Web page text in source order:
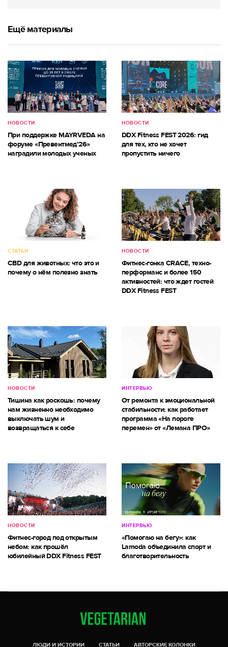
Ещё материалы
НОВОСТИ
При поддержке MAYRVEDA на
форуме «Превентмед’26»
наградили молодых ученых
НОВОСТИ
DDX Fitness FEST 2026: гид
для тех, кто не хочет
пропустить ничего
СТАТЬИ
CBD для животных: что это и
почему о нём полезно знать
НОВОСТИ
Фитнес-гонка CRACE, техно-
перформанс и более 150
активностей: что ждет гостей
DDX Fitness FEST
НОВОСТИ
Тишина как роскошь: почему
нам жизненно необходимо
выключать шум и
возвращаться к себе
ИНТЕРВЬЮ
От ремонта к эмоциональной
стабильности: как работает
программа «На пороге
перемен» от «Лемана ПРО»
НОВОСТИ
Фитнес-город под открытым
небом: как прошёл
юбилейный DDX Fitness FEST
ИНТЕРВЬЮ
«Помогаю на бегу»: как
Lamoda объединила спорт и
благотворительность
ЛЮДИ И ИСТОРИИ СТАТЬИ АВТОРСКИЕ КОЛОНКИ